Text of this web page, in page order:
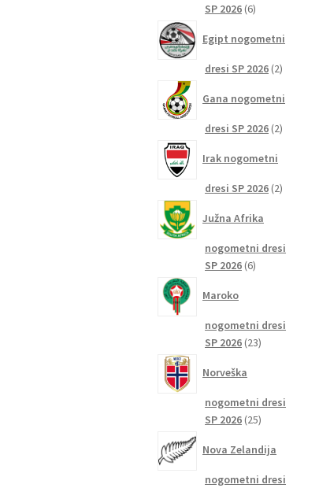
SP 2026 66
Egipt nogometni
dresi SP 2026 22
Gana nogometni
dresi SP 2026 22
Irak nogometni
dresi SP 2026 22
Južna Afrika
nogometni dresi
SP 2026 66
Maroko
nogometni dresi
SP 2026 2323
Norveška
nogometni dresi
SP 2026 2525
Nova Zelandija
nogometni dresi